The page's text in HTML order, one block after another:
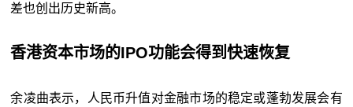
差也创出历史新高。
香港资本市场的IPO功能会得到快速恢复
余凌曲表示，人民币升值对金融市场的稳定或蓬勃发展会有